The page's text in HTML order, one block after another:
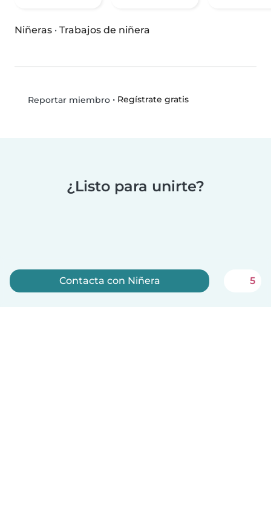
Niñeras · Trabajos de niñera
Reportar miembro• Regístrate gratis
¿Listo para unirte?
Contacta con Niñera 5